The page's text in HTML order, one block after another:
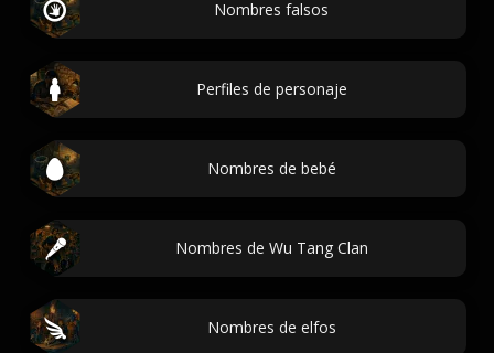
Nombres falsos
Perfiles de personaje
Nombres de bebé
Nombres de Wu Tang Clan
Nombres de elfos